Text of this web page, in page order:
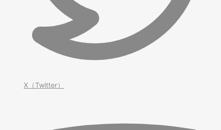
X（Twitter）